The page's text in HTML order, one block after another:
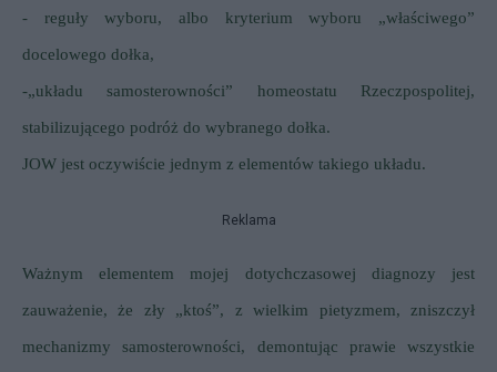
- reguły wyboru, albo kryterium wyboru „właściwego”
docelowego dołka,
-„układu samosterowności” homeostatu Rzeczpospolitej,
stabilizującego podróż do wybranego dołka.
JOW jest oczywiście jednym z elementów takiego układu.
Reklama
Ważnym elementem mojej dotychczasowej diagnozy jest
zauważenie, że zły „ktoś”, z wielkim pietyzmem, zniszczył
mechanizmy samosterowności, demontując prawie wszystkie